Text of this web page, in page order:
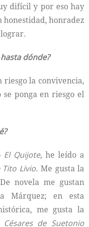
difícil y por eso hay
honestidad, honradez
dónde?
riesgo la convivencia,
ponga en riesgo el
El Quijote, he leído a
Livio. Me gusta la
novela me gustan
Márquez; en esta
me gusta la
de Suetonio